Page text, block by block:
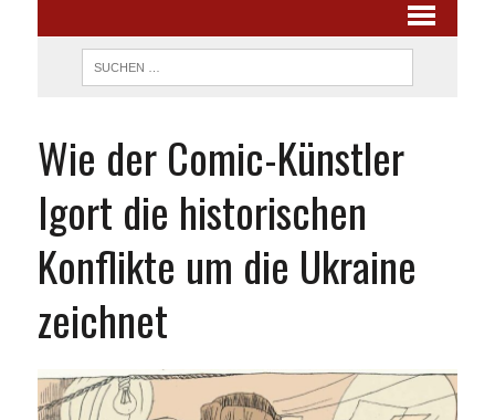
Wie der Comic-Künstler
Igort die historischen
Konflikte um die Ukraine
zeichnet